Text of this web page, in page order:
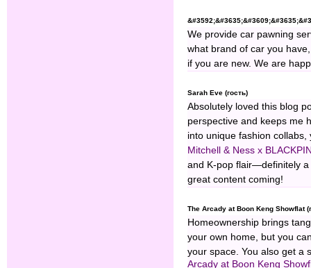
We provide car pawning
what brand of car you
if you are new. We are
Sarah Eve (гость)
Absolutely loved this blog
perspective and keeps me
into unique fashion
Mitchell & Ness x
and K-pop flair—definitely a
great content coming!
The Arcady at Boon Keng Showflat
Homeownership brings
your own home, but you
your space. You also get a
Arcady at Boon Keng